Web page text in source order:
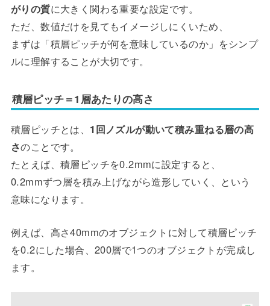
がりの質に大きく関わる重要な設定です。
ただ、数値だけを見てもイメージしにくいため、
まずは「積層ピッチが何を意味しているのか」をシンプ
ルに理解することが大切です。
積層ピッチ＝1層あたりの高さ
積層ピッチとは、 1回ノズルが動いて積み重ねる層の高
さのことです。
たとえば、積層ピッチを0.2mmに設定すると、
0.2mmずつ層を積み上げながら造形していく、という
意味になります。
例えば、高さ40mmのオブジェクトに対して積層ピッチ
を0.2にした場合、200層で1つのオブジェクトが完成し
ます。